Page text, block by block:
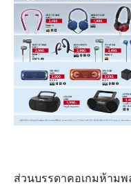
ส่วนบรรดาคอเกมห้ามพ